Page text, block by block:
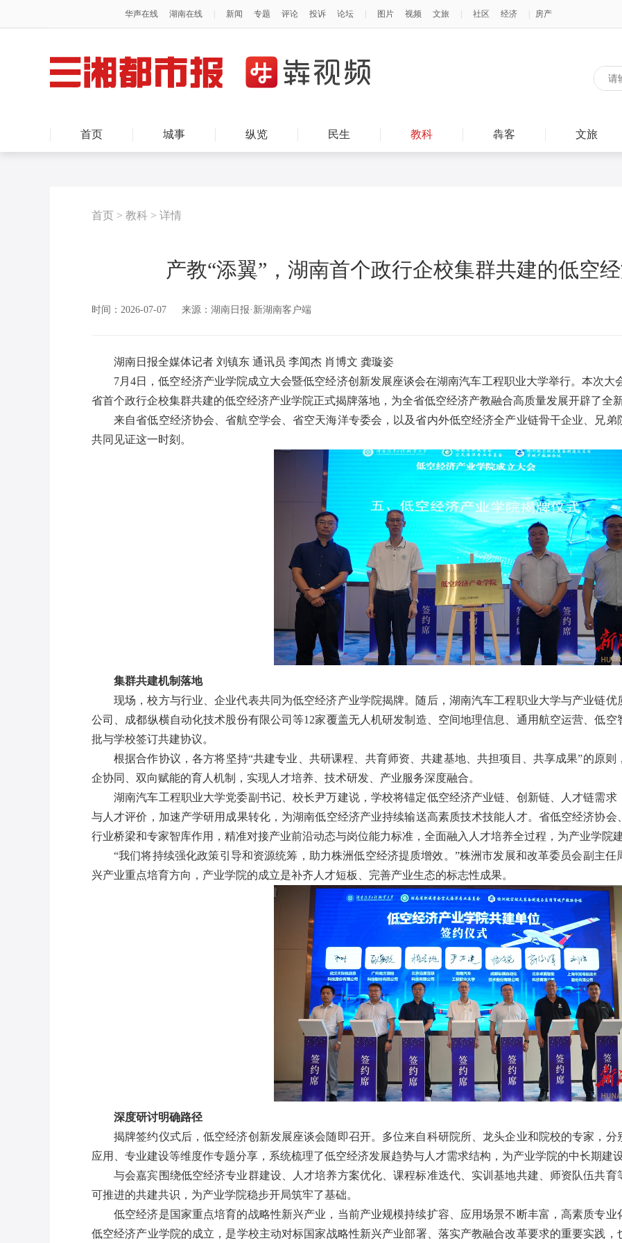
首页 城事 纵览 民生 教科 犇客 文旅
首页 > 教科 > 详情
产教“添翼”，湖南首个政行企校集群共建的低空
时间：2026-07-07 来源：湖南日报·新湖南客户端
湖南日报全媒体记者 刘镇东 通讯员 李闻杰 肖博文 龚璇姿
7月4日，低空经济产业学院成立大会暨低空经济创新发展座谈会在湖南汽车工程职业大学举行。本次大
省首个政行企校集群共建的低空经济产业学院正式揭牌落地，为全省低空经济产教融合高质量发展开辟了全新
来自省低空经济协会、省航空学会、省空天海洋专委会，以及省内外低空经济全产业链骨干企业、兄弟
共同见证这一时刻。
集群共建机制落地
现场 ，校方与行业、企业代表共同为低空经济产业学院揭牌。随后，湖南汽车工程职业大学与产业链
公司、成都纵横自动化技术股份有限公司等12家覆盖无人机研发制造、空间地理信息、通用航空运营、低
批与学校签订共建协议。
根据合作协议，各方将坚持“共建专业、共研课程、共育师资、共建基地、共担项目、共享成果”的原
企协同、双向赋能的育人机制，实现人才培养、技术研发、产业服务深度融合。
湖南汽车工程职业大学党委副书记、校长尹万建说，学校将锚定低空经济产业链、创新链、人才链需
与人才评价，加速产学研用成果转化，为湖南低空经济产业持续输送高素质技术技能人才。省低空经济协
行业桥梁和专家智库作用，精准对接产业前沿动态与岗位能力标准，全面融入人才培养全过程，为产业学院
“我们将持续强化政策引导和资源统筹，助力株洲低空经济提质增效。 ”株洲市发展和改革委员会副主任
兴产业重点培育方向，产业学院的成立是补齐人才短板、完善产业生态的标志性成果。
深度研讨明确路径
揭牌签约仪式后，低空经济创新发展座谈会随即召开。多位来自科研院所、龙头企业和院校的专家，
应用、专业建设等维度作专题分享，系统梳理了低空经济发展趋势与人才需求结构，为产业学院的中长期建
与会嘉宾围绕低空经济专业群建设、人才培养方案优化、课程标准迭代、实训基地共建、师资队伍共育
可推进的共建共识，为产业学院稳步开局筑牢了基础。
低空经济是国家重点培育的战略性新兴产业，当前产业规模持续扩容、应用场景不断丰富，高素质专
低空经济产业学院的成立，是学校主动对标国家战略性新兴产业部署、落实产教融合改革要求的重要实践